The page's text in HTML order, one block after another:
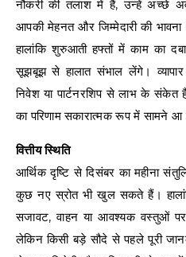
नौकरी की तलाश में हैं, उन्हें अच्छे
आपकी मेहनत और जिम्मेदारी की भावना
हालांकि शुरुआती हफ्तों में काम का
सूझबूझ से हालात संभाल लेंगे।
निवेश या पार्टनरशिप से लाभ के
का परिणाम सकारात्मक रूप में सामने
वित्तीय स्थिति
आर्थिक दृष्टि से दिसंबर का महीना
कुछ नए स्रोत भी खुल सकते हैं।
सजावट, वाहन या आवश्यक वस्तुओं
लेकिन किसी बड़े सौदे से पहले पूरी